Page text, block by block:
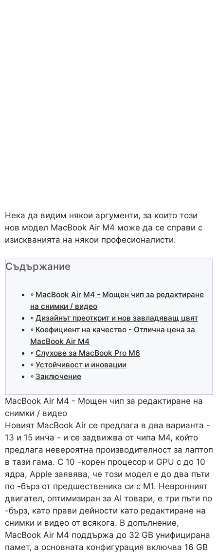
Нека да видим някои аргументи, за които този
нов модел MacBook Air M4 може да се справи с
изискванията на някои професионалисти.
Съдържание
MacBook Air M4 - Мощен чип за редактиране
на снимки / видео
Дизайнът преоткрит и нов завладяващ цвят
Коефициент на качество - Отлична цена за
MacBook Air M4
Слухове за MacBook Pro M6
Устойчивост и иновации
Заключение
MacBook Air M4 - Мощен чип за редактиране на
снимки / видео
Новият MacBook Air се предлага в два варианта -
13 и 15 инча - и се задвижва от чипа M4, който
предлага невероятна производителност за лаптоп
в тази гама. С 10 -корен процесор и GPU с до 10
ядра, Apple заявява, че този модел е до два пъти
по -бърз от предшественика си с M1. Невронният
двигател, оптимизиран за AI товари, е три пъти по
-бърз, като прави дейности като редактиране на
снимки и видео от всякога. В допълнение,
MacBook Air M4 поддържа до 32 GB унифицирана
памет, а основната конфигурация включва 16 GB